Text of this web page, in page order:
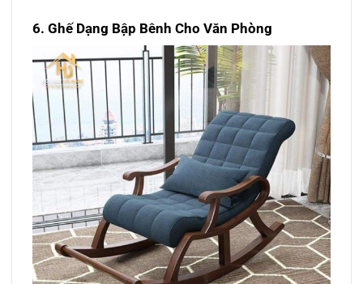
6. Ghế Dạng Bập Bênh Cho Văn Phòng